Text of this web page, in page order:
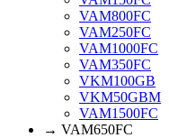
VAM800FC
VAM250FC
VAM1000FC
VAM350FC
VKM100GB
VKM50GBM
VAM1500FC
→ VAM650FC